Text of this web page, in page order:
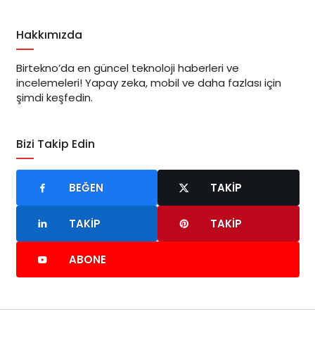
Hakkımızda
Birtekno’da en güncel teknoloji haberleri ve
incelemeleri! Yapay zeka, mobil ve daha fazlası için
şimdi keşfedin.
Bizi Takip Edin
BEĞEN TAKIP
TAKIP TAKIP
ABONE